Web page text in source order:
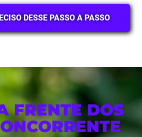
DESSE PASSO A PASSO
FRENTE DOS